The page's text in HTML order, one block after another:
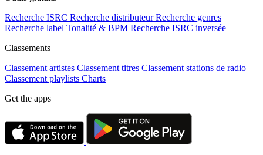
Recherche ISRC Recherche distributeur Recherche genres
Recherche label Tonalité & BPM Recherche ISRC inversée
Classements
Classement artistes Classement titres Classement stations de radio
Classement playlists Charts
Get the apps